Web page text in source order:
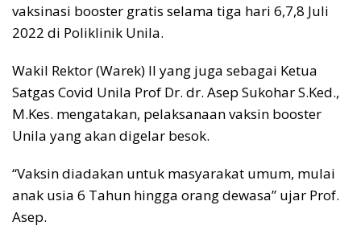
vaksinasi booster gratis selama tiga hari 6,7,8 Juli
2022 di Poliklinik Unila.
Wakil Rektor (Warek) II yang juga sebagai Ketua
Satgas Covid Unila Prof Dr. dr. Asep Sukohar S.Ked.,
M.Kes. mengatakan, pelaksanaan vaksin booster
Unila yang akan digelar besok.
“Vaksin diadakan untuk masyarakat umum, mulai
anak usia 6 Tahun hingga orang dewasa” ujar Prof.
Asep.